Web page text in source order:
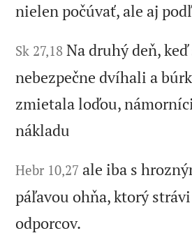
nielen počúvať, ale aj
Sk 27,18 Na druhý deň,
nebezpečne dvíhali a
zmietala loďou,
nákladu
Hebr 10,27 ale iba s
páľavou ohňa, ktorý
odporcov.